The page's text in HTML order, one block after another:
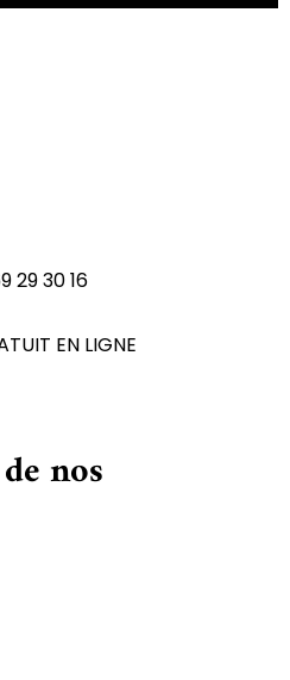
29 30 16
EN LIGNE
nos